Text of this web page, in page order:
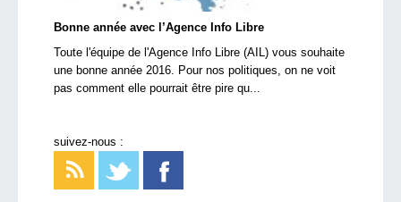
Bonne année avec l’Agence Info Libre
Toute l'équipe de l'Agence Info Libre (AIL) vous souhaite
une bonne année 2016. Pour nos politiques, on ne voit
pas comment elle pourrait être pire qu...
suivez-nous :